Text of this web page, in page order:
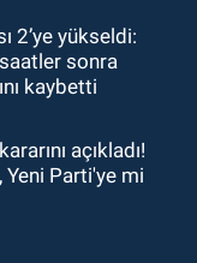
2’ye yükseldi:
sonra
kaybetti
açıkladı!
Yeni Parti'ye mi